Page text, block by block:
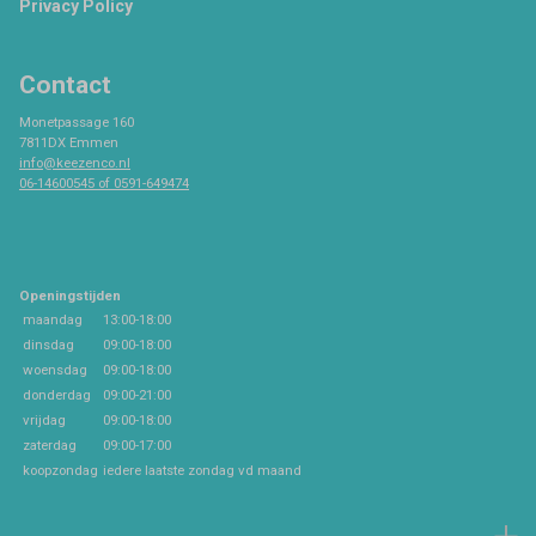
Privacy Policy
Contact
Monetpassage 160
7811DX Emmen
info@keezenco.nl
06-14600545 of 0591-649474
Openingstijden
maandag
13:00-18:00
dinsdag
09:00-18:00
woensdag
09:00-18:00
donderdag
09:00-21:00
vrijdag
09:00-18:00
zaterdag
09:00-17:00
koopzondag iedere laatste zondag vd maand